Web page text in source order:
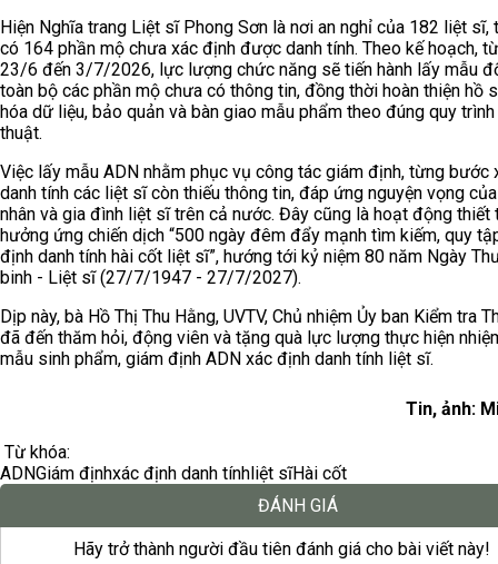
Hiện Nghĩa trang Liệt sĩ Phong Sơn là nơi an nghỉ của 182 liệt sĩ,
có 164 phần mộ chưa xác định được danh tính. Theo kế hoạch,
23/6 đến 3/7/2026, lực lượng chức năng sẽ tiến hành lấy mẫu
toàn bộ các phần mộ chưa có thông tin, đồng thời hoàn thiện hồ
hóa dữ liệu, bảo quản và bàn giao mẫu phẩm theo đúng quy
thuật.
Việc lấy mẫu ADN nhằm phục vụ công tác giám định, từng bước
danh tính các liệt sĩ còn thiếu thông tin, đáp ứng nguyện vọng
nhân và gia đình liệt sĩ trên cả nước. Đây cũng là hoạt động thiết
hưởng ứng chiến dịch “500 ngày đêm đẩy mạnh tìm kiếm, quy
định danh tính hài cốt liệt sĩ”, hướng tới kỷ niệm 80 năm Ngày
binh - Liệt sĩ (27/7/1947 - 27/7/2027).
Dịp này, bà Hồ Thị Thu Hằng, UVTV, Chủ nhiệm Ủy ban Kiểm tra
đã đến thăm hỏi, động viên và tặng quà lực lượng thực hiện
mẫu sinh phẩm, giám định ADN xác định danh tính liệt sĩ.
Tin, ảnh:
Từ khóa:
ADNGiám địnhxác định danh tínhliệt sĩHài cốt
ĐÁNH GIÁ
Hãy trở thành người đầu tiên đánh giá cho bài viết này!